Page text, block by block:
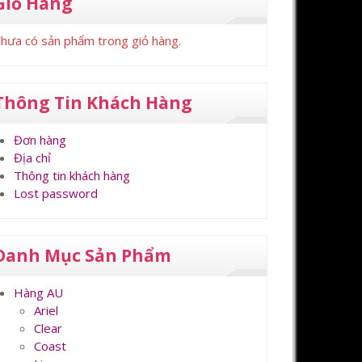
có sản phẩm trong giỏ hàng.
Tin Khách Hàng
Đơn hàng
Địa chỉ
Thông tin khách hàng
Lost password
Mục Sản Phẩm
Hàng AU
Ariel
Clear
Coast